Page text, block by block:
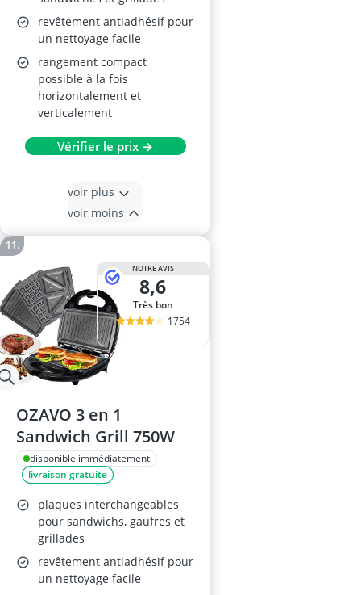
revêtement antiadhésif pour
un nettoyage facile
rangement compact
possible à la fois
horizontalement et
verticalement
Vérifier le prix →
voir plus
voir moins
NOTRE AVIS
8,6
Très bon
1754
OZAVO 3 en 1
Sandwich Grill 750W
disponible immédiatement
livraison gratuite
plaques interchangeables
pour sandwichs, gaufres et
grillades
revêtement antiadhésif pour
un nettoyage facile